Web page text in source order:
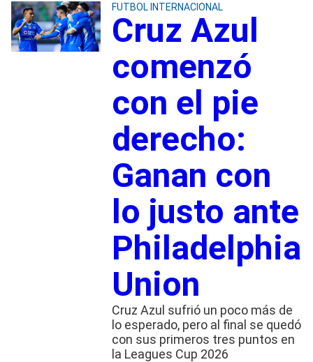
FUTBOL INTERNACIONAL
Cruz Azul
comenzó
con el pie
derecho:
Ganan con
lo justo ante
Philadelphia
Union
Cruz Azul sufrió un poco más de
lo esperado, pero al final se quedó
con sus primeros tres puntos en
la Leagues Cup 2026